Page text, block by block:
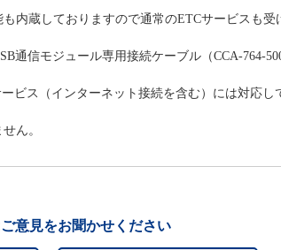
内蔵しておりますので通常のETCサービスも受
通信モジュール専用接続ケーブル（CCA-764-500
ビス（インターネット接続を含む）には対応し
ん。
意見をお聞かせください